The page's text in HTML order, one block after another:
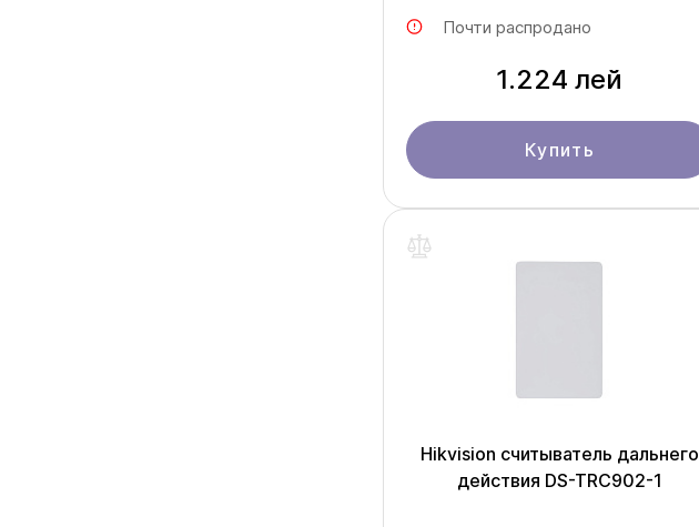
Почти распродано
1.224 лей
Купить
Hikvision cчитыватель дальнего
действия DS-TRC902-1